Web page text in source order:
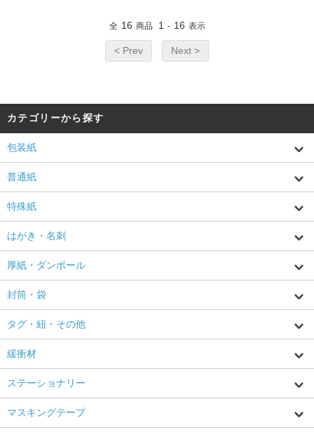
全 16 商品 1 - 16 表示
< Prev Next >
カテゴリーから探す
包装紙
普通紙
特殊紙
はがき・名刺
厚紙・ダンボール
封筒・袋
タグ・紐・その他
緩衝材
ステーショナリー
マスキングテープ